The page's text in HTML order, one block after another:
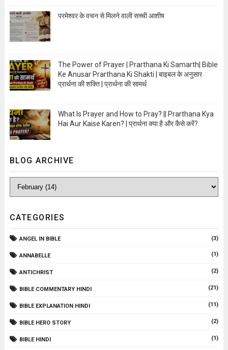
परमेश्वर के वचन से मिलने वाली सच्ची आशीष
The Power of Prayer | Prarthana Ki Samarth| Bible
Ke Anusar Prarthana Ki Shakti | बाइबल के अनुसार
प्रार्थना की शक्ति | प्रार्थना की सामर्थ
What Is Prayer and How to Pray? || Prarthana Kya
Hai Aur Kaise Karen? | प्रार्थना क्या है और कैसे करें?
BLOG ARCHIVE
CATEGORIES
ANGEL IN BIBLE (3)
ANNABELLE (1)
ANTICHRIST (2)
BIBLE COMMENTARY HINDI (21)
BIBLE EXPLANATION HINDI (11)
BIBLE HERO STORY (2)
BIBLE HINDI (1)